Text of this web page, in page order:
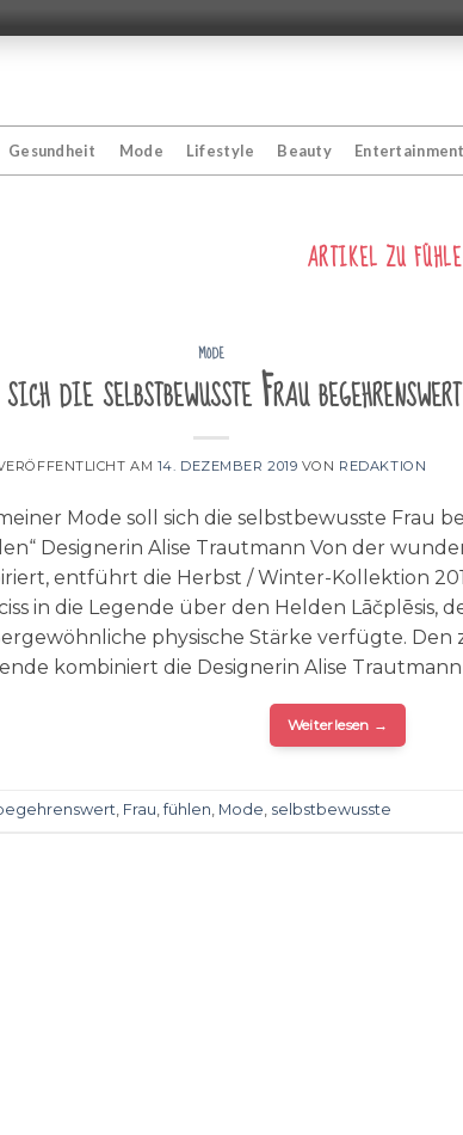
Gesundheit Mode Lifestyle Beauty Entertainment
ARTIKEL ZU
MODE
die selbstbewusste Frau
AM 14. DEZEMBER 2019 VON REDAKTION
Mode soll sich die selbstbewusste Frau
Designerin Alise Trautmann Von der
entführt die Herbst / Winter-Kollektion
in die Legende über den Helden Lāčplēsis,
physische Stärke verfügte. Den
kombiniert die Designerin Alise Trautmann
Weiterlesen →
, Frau,fühlen, Mode, selbstbewusste